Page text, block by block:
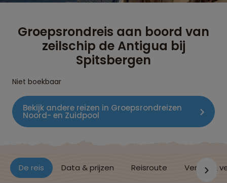
Groepsrondreis aan boord van
zeilschip de Antigua bij
Spitsbergen
Niet boekbaar
Bekijk andere reizen in Groepsrondreizen
Noord- en Zuidpool
De reis Data & prijzen Reisroute Verblijf &